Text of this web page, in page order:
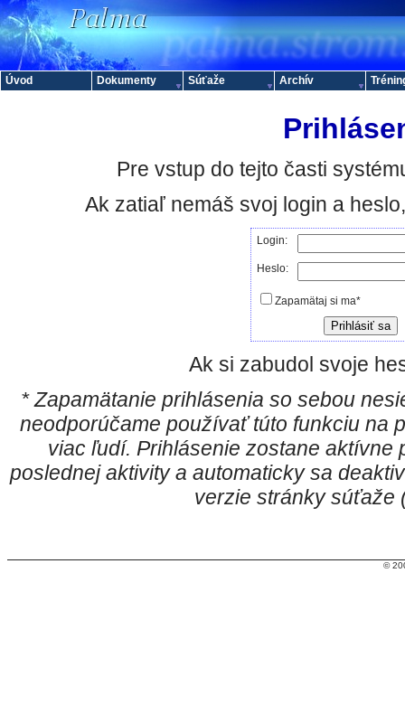
Pre vstup do tejto časti
Ak zatiaľ nemáš svoj login a
Login:
Heslo:
Zapamätaj si ma*
Ak si zabudol svoje
* Zapamätanie prihlásenia so sebou
neodporúčame používať túto funkciu na
viac ľudí. Prihlásenie zostane aktívne
poslednej aktivity a automaticky sa
verzie stránky súťaže
©
Úvod Dokumenty Súťaže Archív